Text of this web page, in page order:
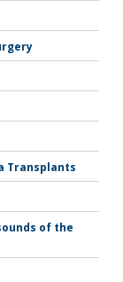
Transplants
of the